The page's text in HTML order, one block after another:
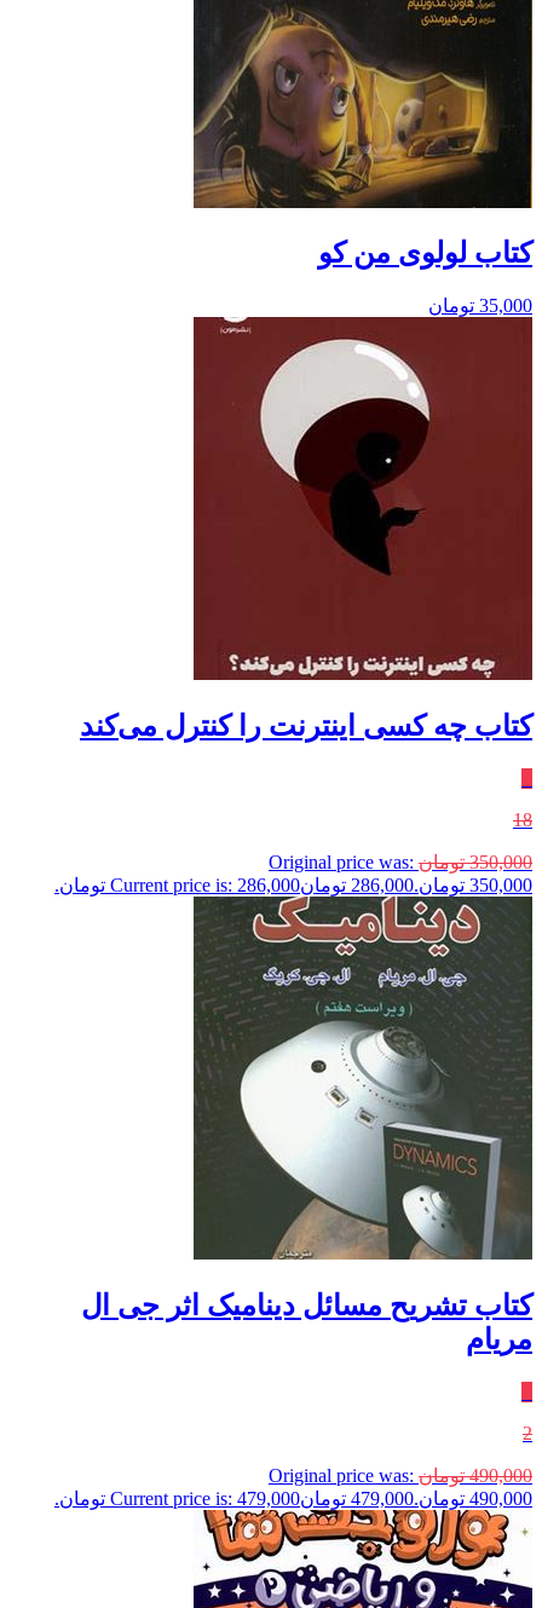
کتاب لولوی من کو
35,000 تومان
کتاب چه کسی اینترنت را کنترل می‌کند
18
350,000 تومان Original price was:
350,000 تومان.
286,000 تومانCurrent price is: 286,000 تومان.
کتاب تشریح مسائل دینامیک اثر جی ال
مریام
2
490,000 تومان Original price was:
490,000 تومان.
479,000 تومانCurrent price is: 479,000 تومان.